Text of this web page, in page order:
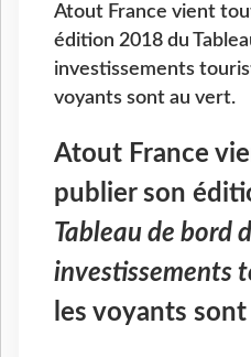
Atout France vient
édition 2018 du
investissements
voyants sont au vert.
Atout France
publier son
Tableau de bord
investissements
les voyants